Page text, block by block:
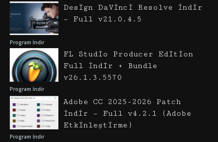
Program İndir
Design DaVinci Resolve İndir
– Full v21.0.4.5
Program İndir
FL Studio Producer Edition
Full İndir + Bundle
v26.1.3.5570
Program İndir
Adobe CC 2025-2026 Patch
İndir – Full v4.2.1 (Adobe
Etkinleştirme)